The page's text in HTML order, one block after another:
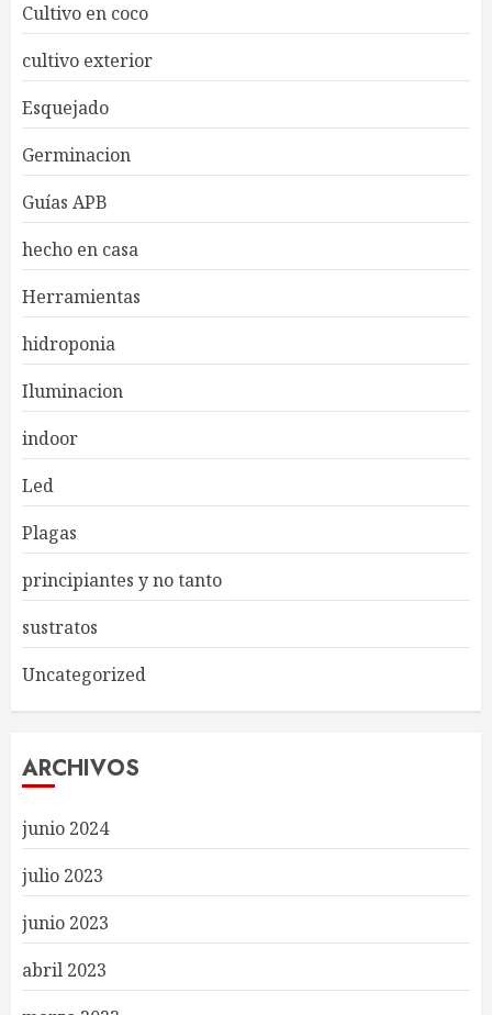
Cultivo en coco
cultivo exterior
Esquejado
Germinacion
Guías APB
hecho en casa
Herramientas
hidroponia
Iluminacion
indoor
Led
Plagas
principiantes y no tanto
sustratos
Uncategorized
ARCHIVOS
junio 2024
julio 2023
junio 2023
abril 2023